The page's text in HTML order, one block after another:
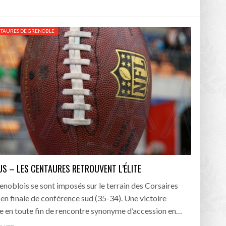
- 24/07/2026
- 21/07/2026
a tenu toutes ses promesses - 04/07/2026
PSG – ASTON VILLA :
AVANT LE 12 AOÛT
QUI SONT LES CLUBS DE DISTRICT EXEMPTS
DU 1ER TOUR DE LA COUPE DE FRANCE EN
LAURA FOOT
DE GRENOBLE
– LES CENTAURES RETROUVENT L’ÉLITE
se sont imposés sur le terrain des Corsaires
en finale de conférence sud (35-34). Une victoire
en toute fin de rencontre synonyme d’accession en…